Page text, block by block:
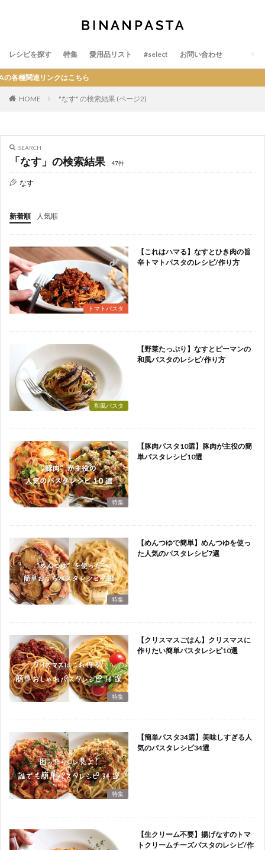
レシピを探す 特集 愛用品リスト #select お問い合わせ
関連リンクはこちら
HOME "なす" の検索結果 (ページ2)
SEARCH
「なす」の検索結果 47件
なす
新着順 人気順
トマトパスタ
【これはハマる】なすとひき肉の旨
辛トマトパスタのレシピ/作り方
和風パスタ
【野菜たっぷり】なすとピーマンの
和風パスタのレシピ/作り方
特集
【豚肉パスタ10選】豚肉が主役の簡
単パスタレシピ10選
特集
【めんつゆで簡単】めんつゆを使っ
た人気のパスタレシピ7選
特集
【クリスマスごはん】クリスマスに
作りたい簡単パスタレシピ10選
特集
【簡単パスタ34選】美味しすぎる人
気のパスタレシピ34選
【生クリーム不要】揚げなすのトマ
トクリームチーズパスタのレシピ/作